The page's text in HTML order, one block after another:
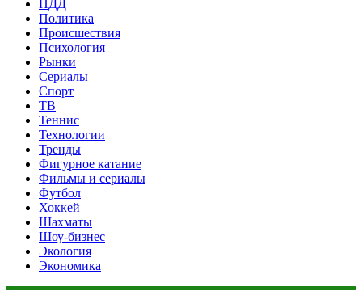
ПДД
Политика
Происшествия
Психология
Рынки
Сериалы
Спорт
ТВ
Теннис
Технологии
Тренды
Фигурное катание
Фильмы и сериалы
Футбол
Хоккей
Шахматы
Шоу-бизнес
Экология
Экономика